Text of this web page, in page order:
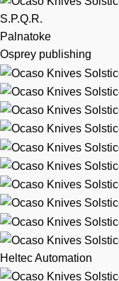
S.P.Q.R.
Palnatoke
Osprey publishing
Heltec Automation